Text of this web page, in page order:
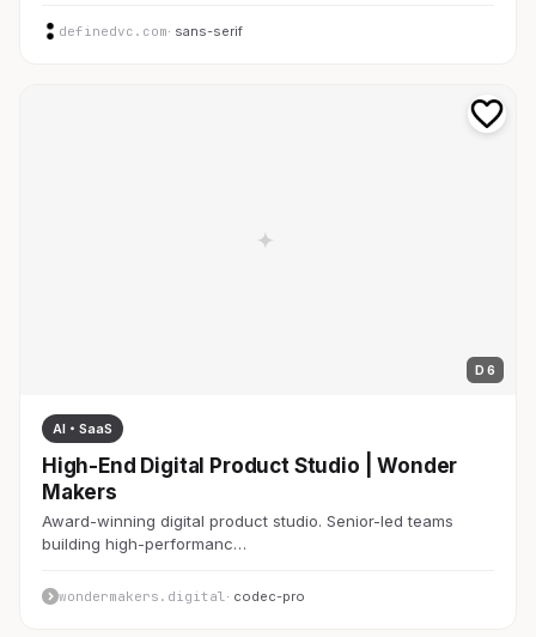
definedvc.com· sans-serif
D 6
AI・SaaS
High-End Digital Product Studio | Wonder
Makers
Award-winning digital product studio. Senior-led teams
building high-performanc…
wondermakers.digital · codec-pro